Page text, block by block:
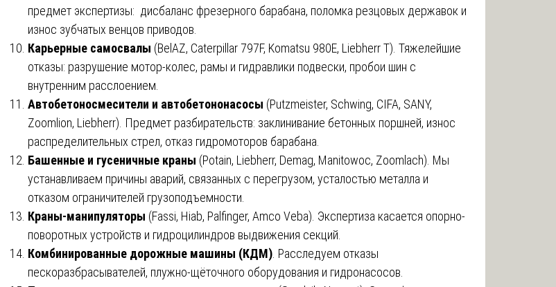
предмет экспертизы: дисбаланс фрезерного барабана, поломка резцовых державок и
износ зубчатых венцов приводов.
Карьерные самосвалы (BelAZ, Caterpillar 797F, Komatsu 980E, Liebherr T). Тяжелейшие
отказы: разрушение мотор-колес, рамы и гидравлики подвески, пробои шин с
внутренним расслоением.
Автобетоносмесители и автобетононасосы (Putzmeister, Schwing, CIFA, SANY,
Zoomlion, Liebherr). Предмет разбирательств: заклинивание бетонных поршней, износ
распределительных стрел, отказ гидромоторов барабана.
Башенные и гусеничные краны (Potain, Liebherr, Demag, Manitowoc, Zoomlach). Мы
устанавливаем причины аварий, связанных с перегрузом, усталостью металла и
отказом ограничителей грузоподъемности.
Краны-манипуляторы (Fassi, Hiab, Palfinger, Amco Veba). Экспертиза касается опорно-
поворотных устройств и гидроцилиндров выдвижения секций.
Комбинированные дорожные машины (КДМ) . Расследуем отказы
пескоразбрасывателей, плужно-щёточного оборудования и гидронасосов.